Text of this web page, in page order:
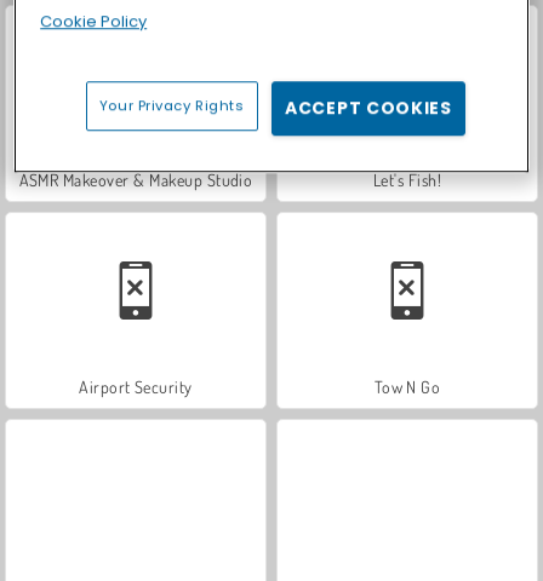
ASMR Makeover & Makeup Studio Let's Fish!
Airport Security Tow N Go
Cookie Policy
Your Privacy Rights ACCEPT COOKIES